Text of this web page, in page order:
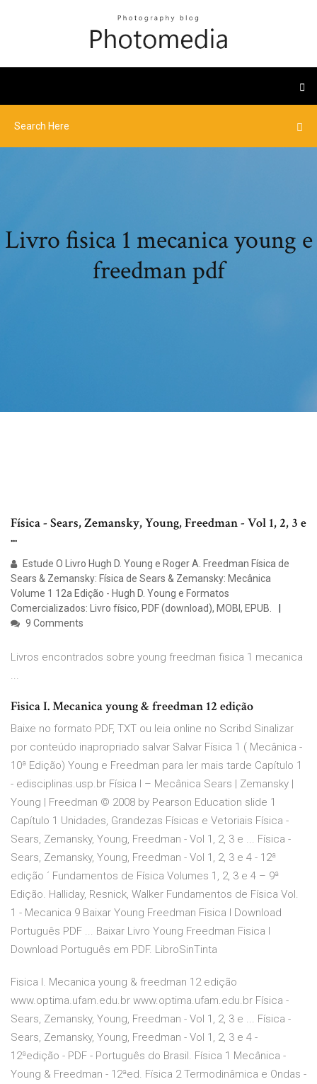
Livro fisica 1 mecanica young e
freedman pdf
Física - Sears, Zemansky, Young, Freedman - Vol 1, 2, 3 e
...
Estude O Livro Hugh D. Young e Roger A. Freedman Física de
Sears & Zemansky: Física de Sears & Zemansky: Mecânica
Volume 1 12a Edição - Hugh D. Young e Formatos
Comercializados: Livro físico, PDF (download), MOBI, EPUB.
9 Comments
Livros encontrados sobre young freedman fisica 1 mecanica
...
Fisica I. Mecanica young & freedman 12 edição
Baixe no formato PDF, TXT ou leia online no Scribd Sinalizar
por conteúdo inapropriado salvar Salvar Física 1 ( Mecânica -
10ª Edição) Young e Freedman para ler mais tarde Capítulo 1
- edisciplinas.usp.br Física I – Mecânica Sears | Zemansky |
Young | Freedman © 2008 by Pearson Education slide 1
Capítulo 1 Unidades, Grandezas Físicas e Vetoriais Física -
Sears, Zemansky, Young, Freedman - Vol 1, 2, 3 e ... Física -
Sears, Zemansky, Young, Freedman - Vol 1, 2, 3 e 4 - 12ª
edição ´ Fundamentos de Física Volumes 1, 2, 3 e 4 – 9ª
Edição. Halliday, Resnick, Walker Fundamentos de Física Vol.
1 - Mecanica 9 Baixar Young Freedman Fisica I Download
Português PDF ... Baixar Livro Young Freedman Fisica I
Download Português em PDF. LibroSinTinta
Fisica I. Mecanica young & freedman 12 edição
www.optima.ufam.edu.br www.optima.ufam.edu.br Física -
Sears, Zemansky, Young, Freedman - Vol 1, 2, 3 e ... Física -
Sears, Zemansky, Young, Freedman - Vol 1, 2, 3 e 4 -
12ªedição - PDF - Português do Brasil. Física 1 Mecânica -
Young & Freedman - 12ªed. Física 2 Termodinâmica e Ondas -